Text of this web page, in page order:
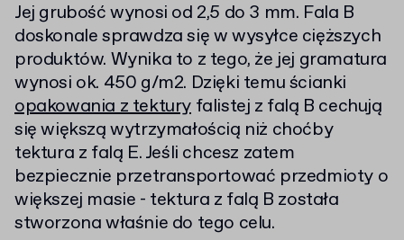
Jej grubość wynosi od 2,5 do 3 mm. Fala B
doskonale sprawdza się w wysyłce cięższych
produktów. Wynika to z tego, że jej gramatura
wynosi ok. 450 g/m2. Dzięki temu ścianki
opakowania z tektury falistej z falą B cechują
się większą wytrzymałością niż choćby
tektura z falą E. Jeśli chcesz zatem
bezpiecznie przetransportować przedmioty o
większej masie - tektura z falą B została
stworzona właśnie do tego celu.